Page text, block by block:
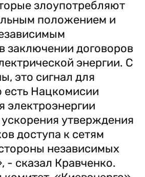
злоупотребляют
положением и
заключении договоров
энергии. С
это сигнал для
есть Нацкомисии
электроэнергии
утверждения
доступа к сетям
независимых
- сказал Кравченко.